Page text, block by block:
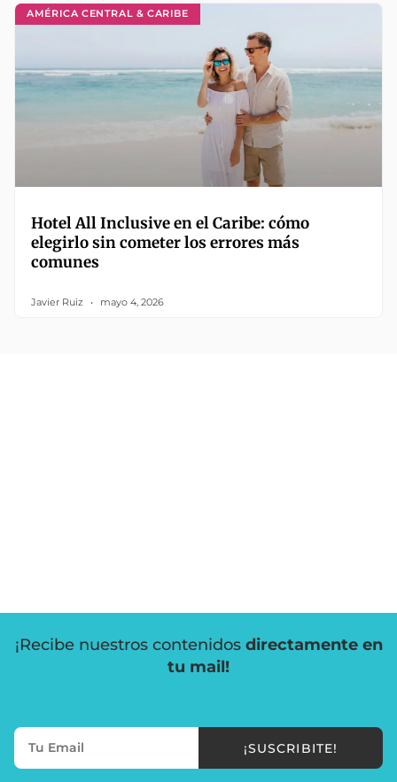
AMÉRICA CENTRAL & CARIBE
Hotel All Inclusive en el Caribe: cómo
elegirlo sin cometer los errores más
comunes
Javier Ruiz mayo 4, 2026
¡Recibe nuestros contenidos directamente en
tu mail!
¡SUSCRIBITE!